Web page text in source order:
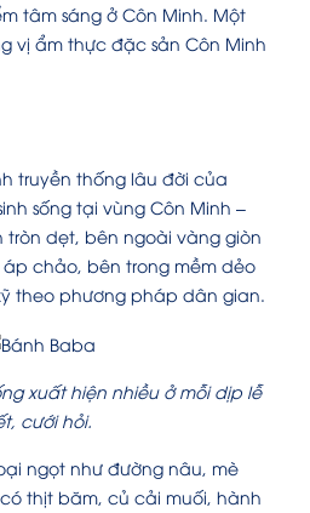
tâm sáng ở Côn Minh. Một
vị ẩm thực đặc sản Côn Minh
truyền thống lâu đời của
sống tại vùng Côn Minh –
tròn dẹt, bên ngoài vàng giòn
chảo, bên trong mềm dẻo
theo phương pháp dân gian.
xuất hiện nhiều ở mỗi dịp lễ
cưới hỏi.
ngọt như đường nâu, mè
thịt băm, củ cải muối, hành